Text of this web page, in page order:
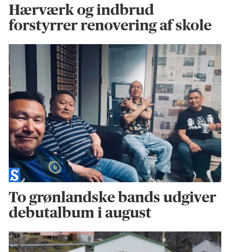
Hærværk og indbrud
forstyrrer renovering af skole
To grønlandske bands udgiver
debutalbum i august